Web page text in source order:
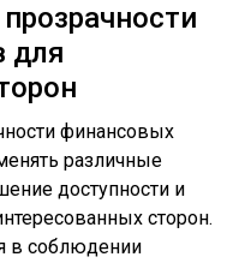
для
финансовых
различные
доступности и
сторон.
в соблюдении